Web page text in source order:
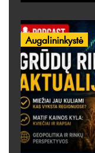
Augalininkystė